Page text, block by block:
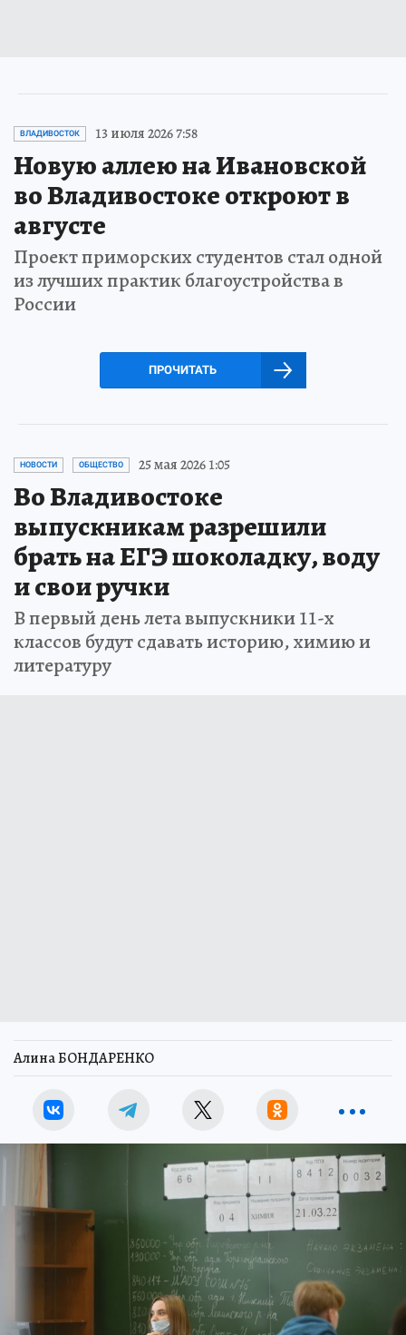
ВЛАДИВОСТОК 13 июля 2026 7:58
Новую аллею на Ивановской
во Владивостоке откроют в
августе
Проект приморских студентов стал одной
из лучших практик благоустройства в
России
ПРОЧИТАТЬ
НОВОСТИ ОБЩЕСТВО 25 мая 2026 1:05
Во Владивостоке
выпускникам разрешили
брать на ЕГЭ шоколадку, воду
и свои ручки
В первый день лета выпускники 11-х
классов будут сдавать историю, химию и
литературу
Алина БОНДАРЕНКО